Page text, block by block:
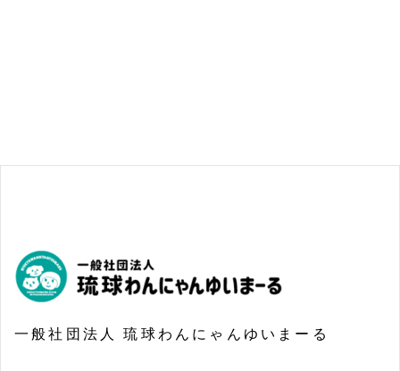
一般社団法人 琉球わんにゃんゆいまーる